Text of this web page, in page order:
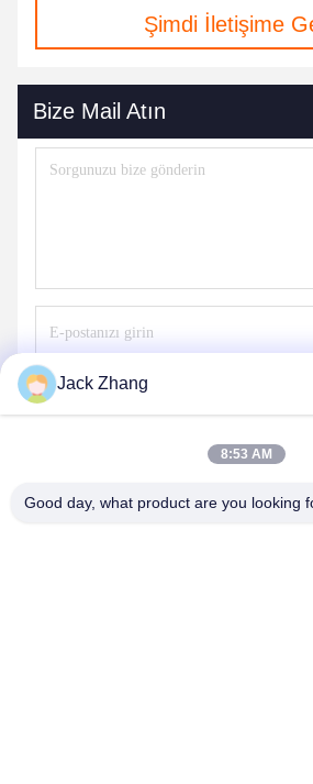
Şimdi İletişime
Bize Mail Atın
Jack Zhang
8:53 AM
Good day, what product are you looking